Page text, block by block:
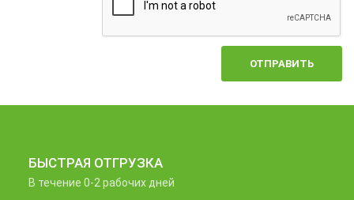
ОТПРАВИТЬ
БЫСТРАЯ ОТГРУЗКА
В течение 0-2 рабочих дней